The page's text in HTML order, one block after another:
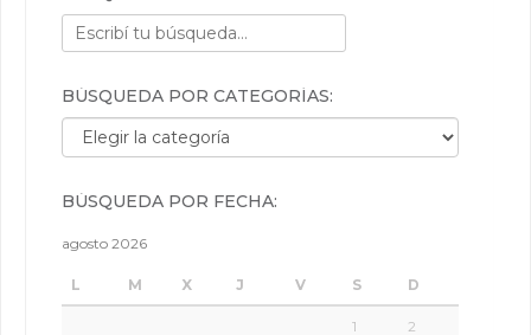
BÚSQUEDA POR CATEGORÍAS:
Búsqueda por categorías:
BÚSQUEDA POR FECHA:
agosto 2026
L M X J V S D
1 2